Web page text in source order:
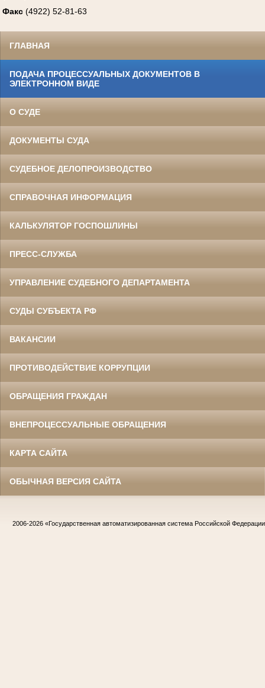
Факс (4922) 52-81-63
ГЛАВНАЯ
ПОДАЧА ПРОЦЕССУАЛЬНЫХ ДОКУМЕНТОВ В
ЭЛЕКТРОННОМ ВИДЕ
О СУДЕ
ДОКУМЕНТЫ СУДА
СУДЕБНОЕ ДЕЛОПРОИЗВОДСТВО
СПРАВОЧНАЯ ИНФОРМАЦИЯ
КАЛЬКУЛЯТОР ГОСПОШЛИНЫ
ПРЕСС-СЛУЖБА
УПРАВЛЕНИЕ СУДЕБНОГО ДЕПАРТАМЕНТА
СУДЫ СУБЪЕКТА РФ
ВАКАНСИИ
ПРОТИВОДЕЙСТВИЕ КОРРУПЦИИ
ОБРАЩЕНИЯ ГРАЖДАН
ВНЕПРОЦЕССУАЛЬНЫЕ ОБРАЩЕНИЯ
КАРТА САЙТА
ОБЫЧНАЯ ВЕРСИЯ САЙТА
2006-2026 «Государственная автоматизированная система Российской